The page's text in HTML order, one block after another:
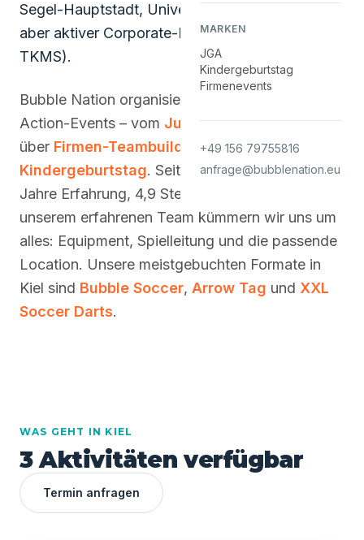
MARKEN
JGA
Kindergeburtstag
Firmenevents
+49 156 79755816
anfrage@bubblenation.eu
Segel-Hauptstadt, Universitätsstadt, kleiner
aber aktiver Corporate-Markt (HSH Nordbank,
TKMS).
Bubble Nation organisiert in Kiel alle Arten von
Action-Events – vom Junggesellenabschied
über Firmen-Teambuildingbis zum
Kindergeburtstag. Seit 2014 im Einsatz – 10+
Jahre Erfahrung, 4,9 Sternen bei Google und
unserem erfahrenen Team kümmern wir uns um
alles: Equipment, Spielleitung und die passende
Location. Unsere meistgebuchten Formate in
Kiel sind Bubble Soccer, Arrow Tag und XXL
Soccer Darts.
WAS GEHT IN KIEL
3 Aktivitäten verfügbar
Termin anfragen